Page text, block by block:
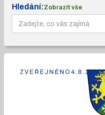
Hledání:Zobrazit vše
ZVEŘEJNĚNO 4.8.2026